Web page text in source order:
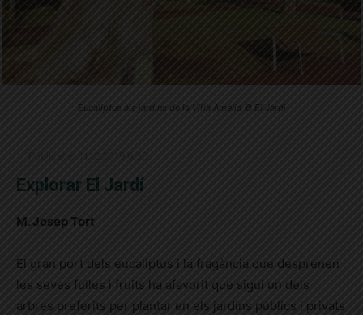
Eucaliptus als jardins de la Vil·la Amèlia © El Jardí
Explorar El Jardí
M. Josep Tort
El gran port dels eucaliptus i la fragància que desprenen
les seves fulles i fruits ha afavorit que sigui un dels
arbres preferits per plantar en els jardins públics i privats